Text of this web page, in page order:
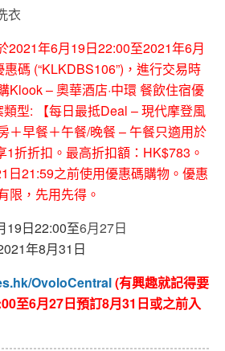
衣
2021年6月19日22:00至2021年6月
碼 (“KLKDBS106”)，進行交易時
Klook – 奧華酒店·中環 餐飲住宿優
型: 【每日最抵Deal – 現代摩登風
＋早餐＋午餐/晚餐 – 午餐只適用於
1折折扣。最高折扣額：HK$783。
日21:59之前使用優惠碼購物。優惠
限，先用先得。
19日22:00至6月27日
年8月31 日
OvoloCentral(有興趣就記得要
至6月27日預訂8月31日或之前入